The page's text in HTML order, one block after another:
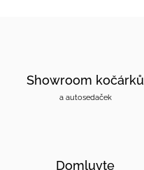
Showroom kočárků
a autosedaček
Domluvte